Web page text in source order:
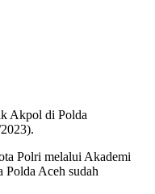
Akpol di Polda
Polri melalui Akademi
Aceh sudah